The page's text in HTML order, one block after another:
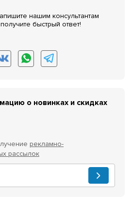
нашим консультантам
быстрый ответ!
о новинках и скидках
рекламно-
рассылок